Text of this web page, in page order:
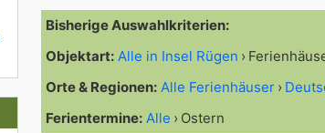
Bisherige Auswahlkriterien:
Objektart: Alle in Insel Rügen
Orte & Regionen: Alle Ferienhäuser
Ferientermine: Alle Ostern